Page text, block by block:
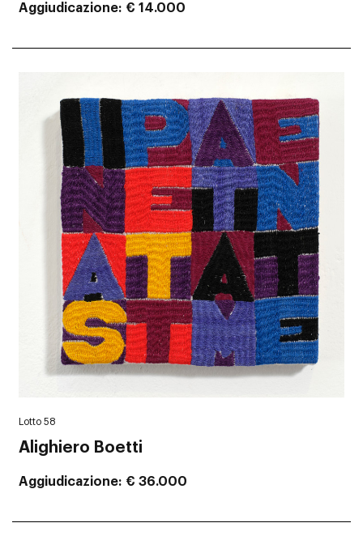
Aggiudicazione € 14.000
Lotto 58
Alighiero Boetti
Aggiudicazione € 36.000